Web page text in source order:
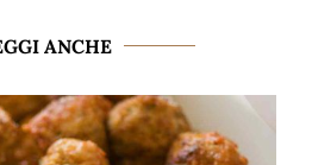
ANCHE